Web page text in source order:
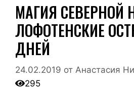
МАГИЯ СЕВЕРНОЙ
ЛОФОТЕНСКИЕ
ДНЕЙ
24.02.2019 от Анастасия
295